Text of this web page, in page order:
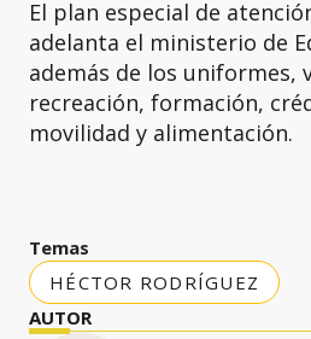
El plan especial de
adelanta el ministerio de
además de los uniformes,
recreación, formación,
movilidad y alimentación.
Temas
HÉCTOR RODRÍGUEZ
AUTOR